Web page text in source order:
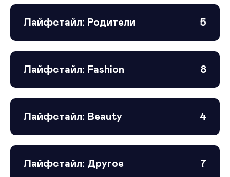
Лайфстайл: Родители 5
Лайфстайл: Fashion 8
Лайфстайл: Beauty 4
Лайфстайл: Другое 7